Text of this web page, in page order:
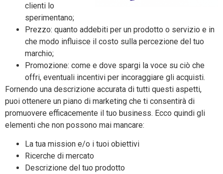
clienti lo
sperimentano;
Prezzo: quanto addebiti per un prodotto o servizio e in
che modo influisce il costo sulla percezione del tuo
marchio;
Promozione: come e dove spargi la voce su ciò che
offri, eventuali incentivi per incoraggiare gli acquisti.
Fornendo una descrizione accurata di tutti questi aspetti,
puoi ottenere un piano di marketing che ti consentirà di
promuovere efficacemente il tuo business. Ecco quindi gli
elementi che non possono mai mancare:
La tua mission e/o i tuoi obiettivi
Ricerche di mercato
Descrizione del tuo prodotto